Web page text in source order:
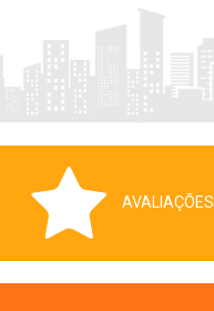
AVALIAÇÕES